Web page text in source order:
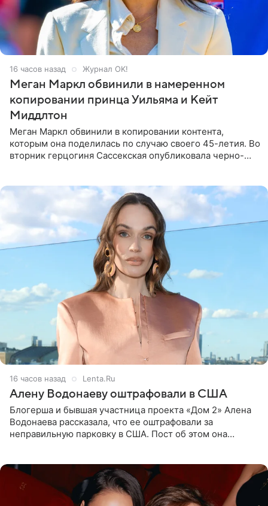
16 часов назад Журнал OK!
Меган Маркл обвинили в намеренном
копировании принца Уильяма и Кейт
Миддлтон
Меган Маркл обвинили в копировании контента,
которым она поделилась по случаю своего 45-летия. Во
вторник герцогиня Сассекская опубликовала черно-
16 часов назад Lenta.Ru
Алену Водонаеву оштрафовали в США
Блогерша и бывшая участница проекта «Дом 2» Алена
Водонаева рассказала, что ее оштрафовали за
неправильную парковку в США. Пост об этом она